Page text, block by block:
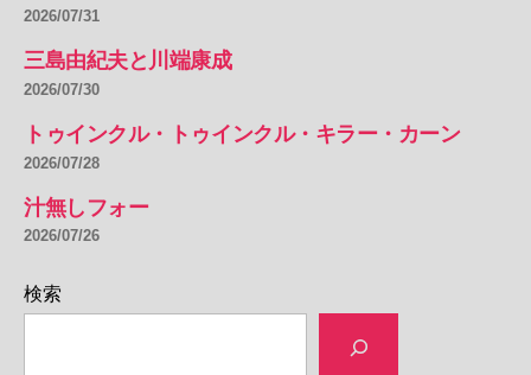
2026/07/31
三島由紀夫と川端康成
2026/07/30
トゥインクル・トゥインクル・キラー・カーン
2026/07/28
汁無しフォー
2026/07/26
検索